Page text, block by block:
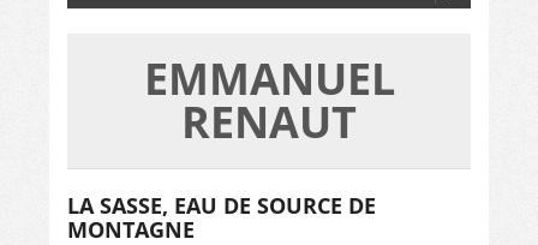
EMMANUEL
RENAUT
LA SASSE, EAU DE SOURCE DE
MONTAGNE